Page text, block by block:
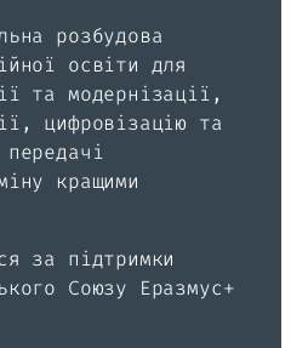
розбудова
освіти для
та модернізації,
цифровізацію та
кращими
за підтримки
Союзу Еразмус+